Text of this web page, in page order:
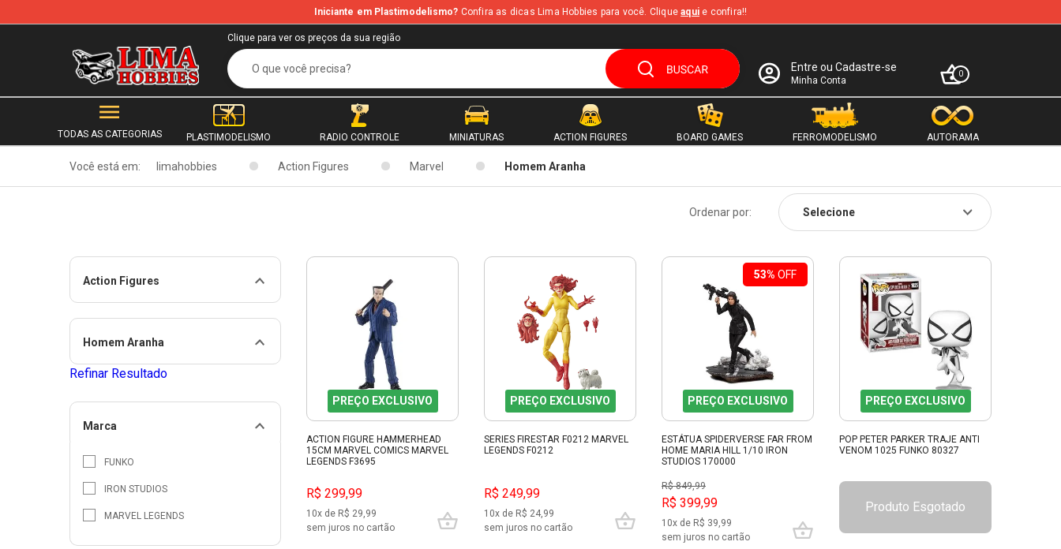
Iniciante em Plastimodelismo? Confira as dicas Lima Hobbies para você. Cliqueaqui e confira!!
Clique para ver os preços da sua região
Entre ou Cadastre-se
Minha Conta
0
TODAS AS CATEGORIAS PLASTIMODELISMO RADIO CONTROLE MINIATURAS ACTION FIGURES BOARD GAMES FERROMODELISMO AUTORAMA
Você está em: limahobbies Action Figures Marvel Homem Aranha
Action Figures
Homem Aranha
Refinar Resultado
Marca
FUNKO
IRON STUDIOS
MARVEL LEGENDS
Ordenar por:
PREÇO EXCLUSIVO
ACTION FIGURE HAMMERHEAD
15CM MARVEL COMICS MARVEL
LEGENDS F3695
R$ 299,99
10x de R$ 29,99
sem juros no cartão
PREÇO EXCLUSIVO
SERIES FIRESTAR F0212 MARVEL
LEGENDS F0212
R$ 249,99
10x de R$ 24,99
sem juros no cartão
53% OFF
PREÇO EXCLUSIVO
ESTÁTUA SPIDERVERSE FAR FROM
HOME MARIA HILL 1/10 IRON
STUDIOS 170000
R$ 849,99
R$ 399,99
10x de R$ 39,99
sem juros no cartão
PREÇO EXCLUSIVO
POP PETER PARKER TRAJE ANTI
VENOM 1025 FUNKO 80327
Produto Esgotado